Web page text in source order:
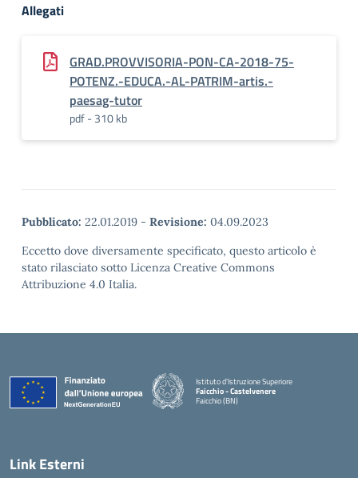
Allegati
GRAD.PROVVISORIA-PON-CA-2018-75-
POTENZ.-EDUCA.-AL-PATRIM-artis.-
paesag-tutor
pdf - 310 kb
Pubblicato: 22.01.2019 - Revisione: 04.09.2023
Eccetto dove diversamente specificato, questo articolo è
stato rilasciato sotto Licenza Creative Commons
Attribuzione 4.0 Italia.
Istituto d'Istruzione Superiore
Faicchio - Castelvenere
Faicchio (BN)
Link Esterni